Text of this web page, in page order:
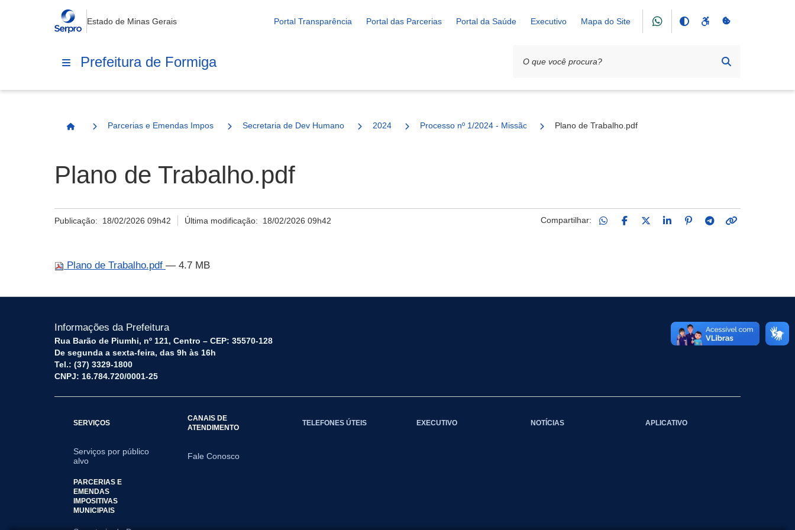
Estado de Minas Gerais Portal Transparência Portal das Parcerias Portal da Saúde Executivo Mapa do Site
Prefeitura de Formiga
Página Inicial
Parcerias e Emendas Impositivas MunicipaisSecretaria de Dev Humano 2024 Processo nº 1/2024 - Missão Marta e MariaPlano de Trabalho.pdf
Plano de Trabalho.pdf
Publicação: 18/02/2026 09h42 Última modificação: 18/02/2026 09h42 Compartilhar:
Plano de Trabalho.pdf — 4.7 MB
Informações da Prefeitura
Rua Barão de Piumhi, nº 121, Centro – CEP: 35570-128
De segunda a sexta-feira, das 9h às 16h
Tel.: (37) 3329-1800
CNPJ: 16.784.720/0001-25
SERVIÇOS
Serviços por público
alvo
CANAIS DE
ATENDIMENTO
Fale Conosco
TELEFONES ÚTEIS EXECUTIVO NOTÍCIAS APLICATIVO
PARCERIAS E
EMENDAS
IMPOSITIVAS
MUNICIPAIS